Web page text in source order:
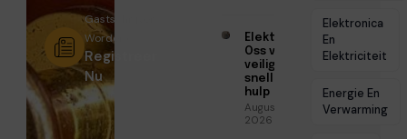
Elektricien
Oss voor
veilige en
snelle
hulp
Augustus 6,
2026
Elektronica
En
Elektriciteit
Energie En
Verwarming
Gastschrijver
Worden?
Registreer
Nu